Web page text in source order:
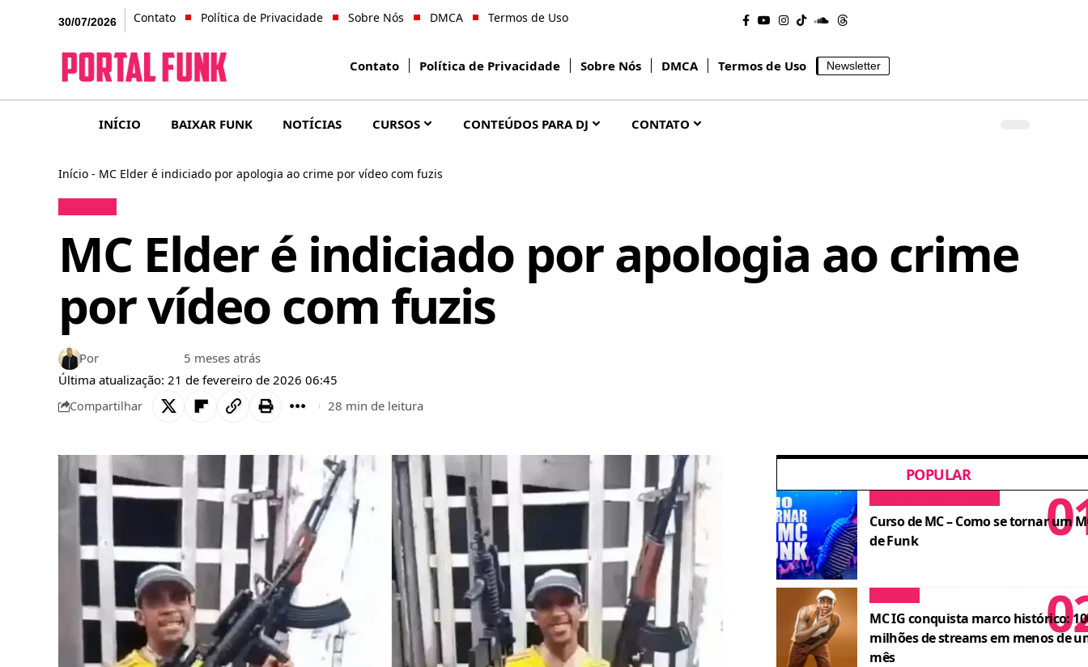
30/07/2026 Contato Política de Privacidade Sobre Nós DMCA Termos de Uso
Contato Política de Privacidade Sobre Nós DMCA Termos de Uso Newsletter
INÍCIO BAIXAR FUNK NOTÍCIAS CURSOS CONTEÚDOS PARA DJ CONTATO
Início - MC Elder é indiciado por apologia ao crime por vídeo com fuzis
MC Elder é indiciado por apologia ao crime
por vídeo com fuzis
Última atualização: 21 de fevereiro de 2026 06:45
Por 5 meses atrás
Compartilhar 28 min de leitura
POPULAR
Curso de MC – Como se tornar um
de Funk
MC IG conquista marco histórico:
milhões de streams em menos de
mês